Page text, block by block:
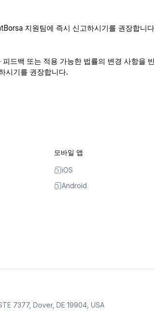
지원팀에 즉시 신고하시기를 권장합니
드백 또는 적용 가능한 법률의 변경 사항을
시기를 권장합니다.
모바일 앱
iOS
Android
7377, Dover, DE 19904, USA